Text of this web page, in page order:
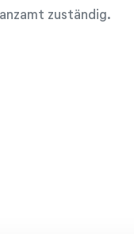
zuständig.